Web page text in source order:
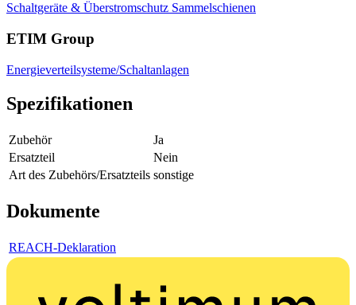
Schaltgeräte & Überstromschutz Sammelschienen
ETIM Group
Energieverteilsysteme/Schaltanlagen
Spezifikationen
Zubehör
Ja
Ersatzteil
Nein
Art des Zubehörs/Ersatzteils sonstige
Dokumente
REACH-Deklaration